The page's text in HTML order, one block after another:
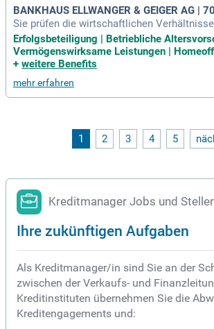
BANKHAUS ELLWANGER & GEIGER AG |
Sie prüfen die wirtschaftlichen
on Privatkund:innen und Freiberufler:innen;
verwalten Sicherheiten und erstellen Kredit-
nverträge; Sie überwachen und führen die
Erfolgsbeteiligung | Betriebliche
Vermögenswirksame Leistungen |
+ weitere Benefits
mehr erfahren
1 2 3 4 5
Kreditmanager Jobs und
Ihre zukünftigen Aufgaben
Als Kreditmanager/in sind Sie an der
zwischen der Verkaufs- und
Kreditinstituten übernehmen Sie die
Kreditengagements und: